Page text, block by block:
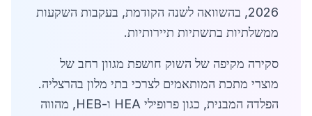
2026, בהשוואה לשנה הקודמת, בעקבות השקעות
ממשלתיות בתשתיות תיירותיות.
סקירה מקיפה של השוק חושפת מגוון רחב של
מוצרי מתכת המותאמים לצרכי בתי מלון בהרצליה.
הפלדה המבנית, כגון פרופילי HEA ו-HEB, מהווה